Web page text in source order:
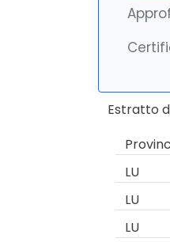
Estratto
LU
LU
LU